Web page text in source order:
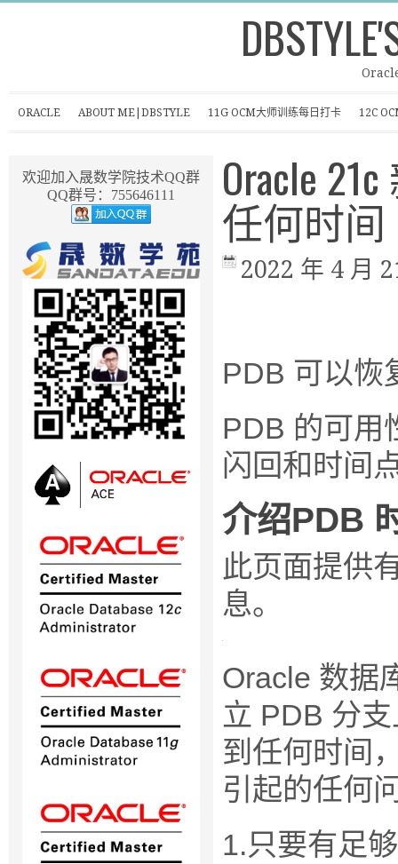
ORACLE ABOUT ME|DBSTYLE 11G OCM大师训练每日打卡 12C
Oracle
任何时间
2022 年 4 月
PDB 可以恢
PDB 的可用
闪回和时间
介绍PDB
此页面提供
息。
Oracle 数据
立 PDB 分
到任何时间
引起的任何
1.只要有足
欢迎加入晟数学院技术QQ群
QQ群号：755646111